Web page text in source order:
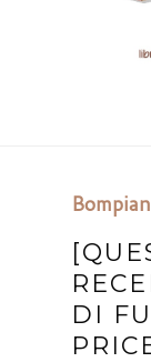
DI